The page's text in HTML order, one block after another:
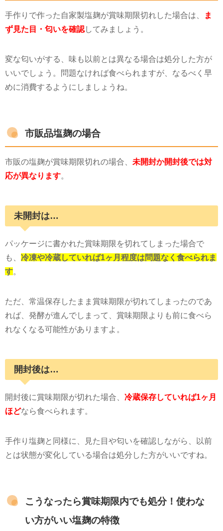
手作りで作った自家製塩麹が賞味期限切れした場合は、
ま
ず見た目・匂いを確認してみましょう。
変な匂いがする、味も以前とは異なる場合は処分した方が
いいでしょう。問題なければ食べられますが、なるべく早
めに消費するようにしましょうね。
市販品塩麹の場合
市販の塩麹が賞味期限切れの場合、 未開封か開封後では対
応が異なります
未開封は…
パッケージに書かれた賞味期限を切れてしまった場合で
も、 冷凍や冷蔵していれば1ヶ月程度は問題なく食べられま
す
ただ、常温保存したまま賞味期限が切れてしまったのであ
れば、発酵が進んでしまって、賞味期限よりも前に食べら
れなくなる可能性がありますよ。
開封後は…
開封後に賞味期限が切れた場合、 冷蔵保存していれば1ヶ月
ほどなら食べられます。
手作り塩麹と同様に、見た目や匂いを確認しながら、以前
とは状態が変化している場合は処分した方がいいですね。
こうなったら賞味期限内でも処分！使わな
い方がいい塩麹の特徴